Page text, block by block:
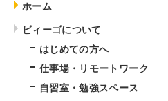
ホーム
ビィーゴについて
はじめての方へ
仕事場・リモートワーク
自習室・勉強スペース